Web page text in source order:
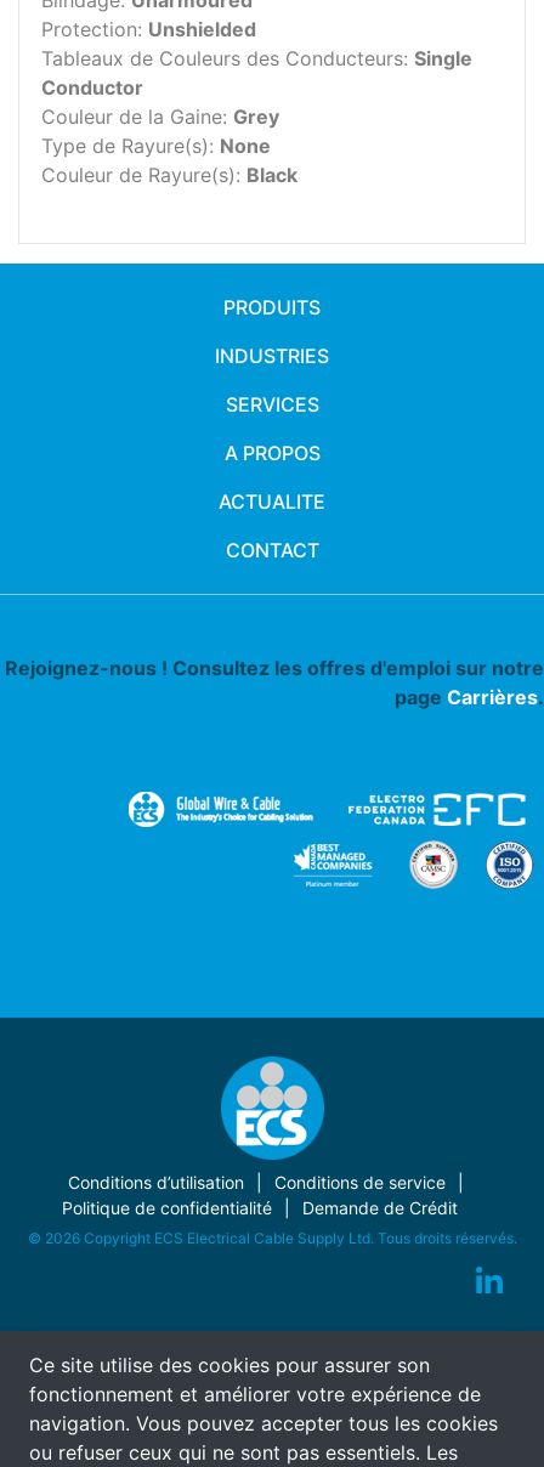
Protection: Unshielded
Tableaux de Couleurs des Conducteurs: Single
Conductor
Couleur de la Gaine: Grey
Type de Rayure(s): None
Couleur de Rayure(s): Black
Ce site utilise des cookies pour assurer son
fonctionnement et améliorer votre expérience de
navigation. Vous pouvez accepter tous les cookies
ou refuser ceux qui ne sont pas essentiels. Les
PRODUITS
INDUSTRIES
SERVICES
A PROPOS
ACTUALITE
CONTACT
Rejoignez-nous ! Consultez les offres d'emploi sur notre
page Carrières.
Conditions d’utilisation
Conditions de service
Politique de confidentialité
Demande de Crédit
© 2026 Copyright ECS Electrical Cable Supply Ltd. Tous droits réservés.